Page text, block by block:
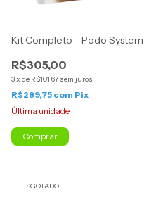
Kit Completo - Podo System
R$305,00
3x de R$101,67 sem juros
R$289,75 com Pix
Última unidade
ESGOTADO